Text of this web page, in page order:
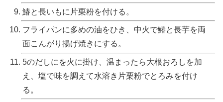
鰆と長いもに片栗粉を付ける。
フライパンに多めの油をひき、中火で鰆と長芋を両
面こんがり揚げ焼きにする。
5のだしにを火に掛け、温まったら大根おろしを加
え、塩で味を調えて水溶き片栗粉でとろみを付け
る。